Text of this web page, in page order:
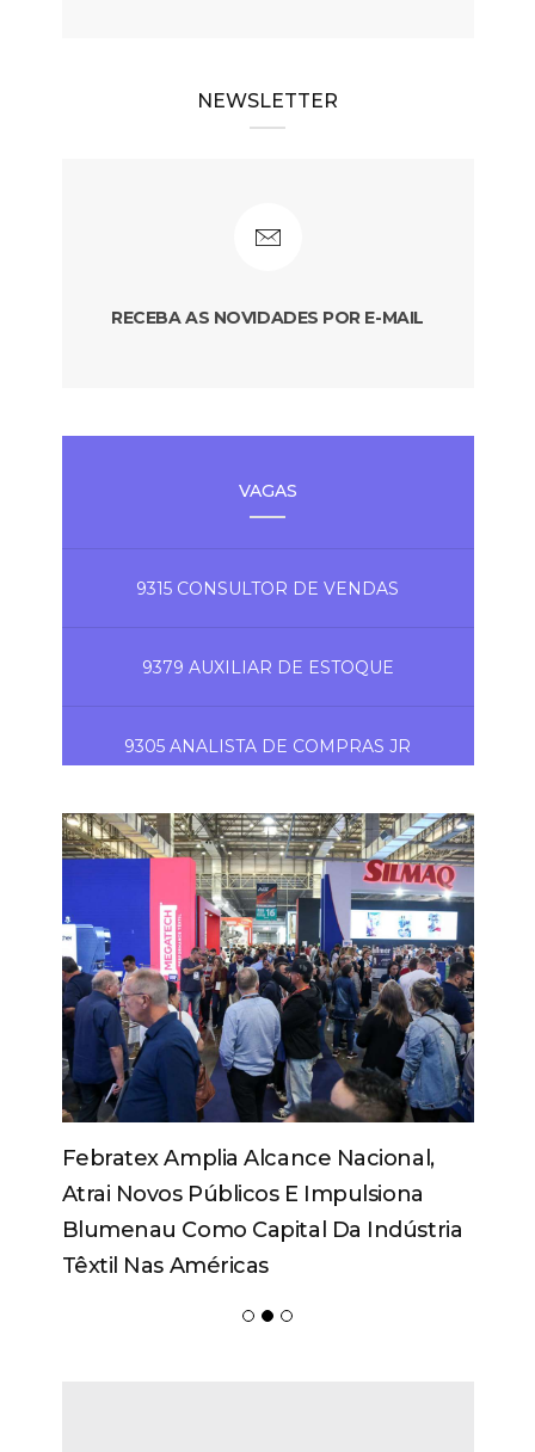
NEWSLETTER
RECEBA AS NOVIDADES POR E-MAIL
VAGAS
9315 CONSULTOR DE VENDAS
9379 AUXILIAR DE ESTOQUE
9305 ANALISTA DE COMPRAS JR
Febratex Amplia Alcance Nacional,
Atrai Novos Públicos E Impulsiona
Blumenau Como Capital Da Indústria
Têxtil Nas Américas